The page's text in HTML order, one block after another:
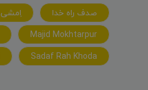
صدف راه خدا
اِمشی
Majid Mokhtarpur
Sadaf Rah Khoda